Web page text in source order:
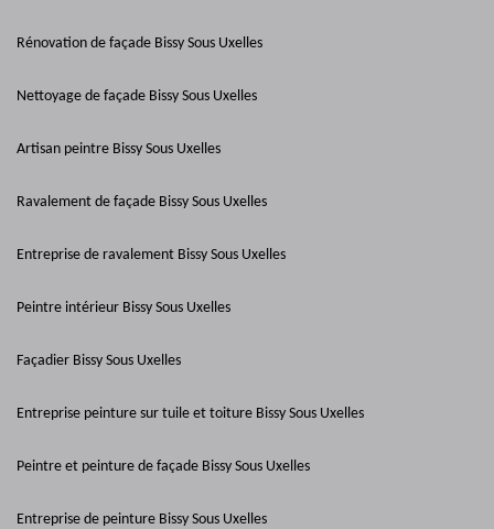
Rénovation de façade Bissy Sous Uxelles
Nettoyage de façade Bissy Sous Uxelles
Artisan peintre Bissy Sous Uxelles
Ravalement de façade Bissy Sous Uxelles
Entreprise de ravalement Bissy Sous Uxelles
Peintre intérieur Bissy Sous Uxelles
Façadier Bissy Sous Uxelles
Entreprise peinture sur tuile et toiture Bissy Sous Uxelles
Peintre et peinture de façade Bissy Sous Uxelles
Entreprise de peinture Bissy Sous Uxelles